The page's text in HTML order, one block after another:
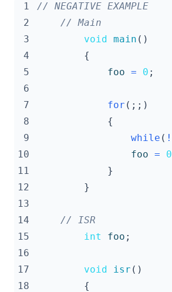
1
2
3
void main ()
4
{
5
foo = 0 ;
6
7
for (;;)
8
{
9
while ( !
10
foo = 0
11
}
12
}
13
14
15
int foo ;
16
17
void isr ()
18
{